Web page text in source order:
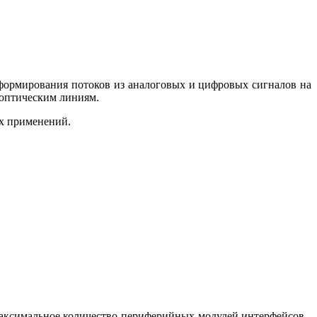
потоков из аналоговых и цифровых сигналов на
линиям.
применений.